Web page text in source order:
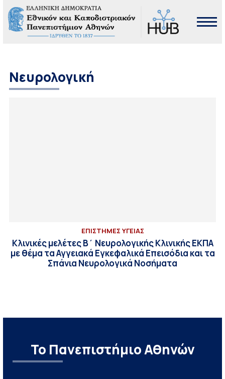
Νευρολογική
ΕΠΙΣΤΗΜΕΣ ΥΓΕΙΑΣ
Κλινικές μελέτες Β΄ Νευρολογικής Κλινικής ΕΚΠΑ
με θέμα τα Αγγειακά Εγκεφαλικά Επεισόδια και τα
Σπάνια Νευρολογικά Νοσήματα
Το Πανεπιστήμιο Αθηνών